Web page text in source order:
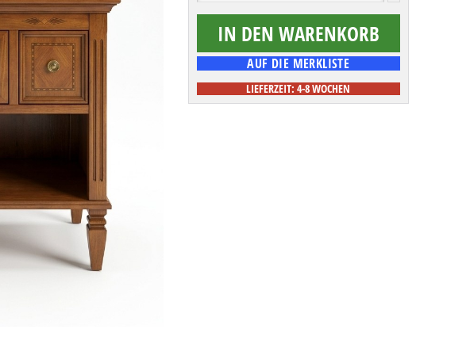
LIEFERZEIT: 4-8 WOCHEN